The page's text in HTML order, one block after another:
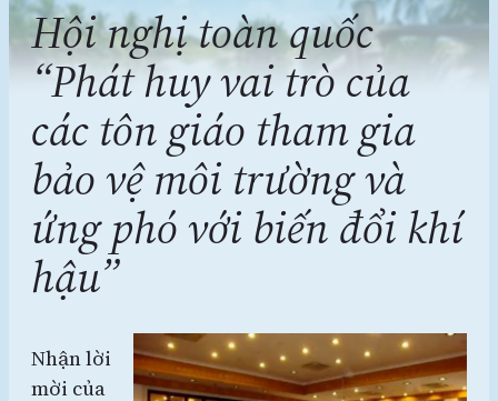
Hội nghị toàn quốc
“Phát huy vai trò của
các tôn giáo tham gia
bảo vệ môi trường và
ứng phó với biến đổi khí
hậu”
Nhận lời
mời của